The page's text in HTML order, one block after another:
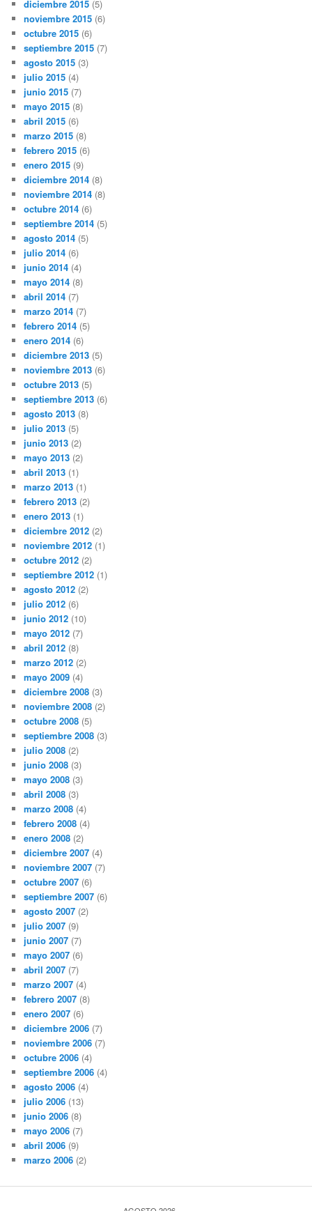
diciembre 2015 (5)
noviembre 2015 (6)
octubre 2015 (6)
septiembre 2015 (7)
agosto 2015 (3)
julio 2015 (4)
junio 2015 (7)
mayo 2015 (8)
abril 2015 (6)
marzo 2015 (8)
febrero 2015 (6)
enero 2015 (9)
diciembre 2014 (8)
noviembre 2014 (8)
octubre 2014 (6)
septiembre 2014 (5)
agosto 2014 (5)
julio 2014 (6)
junio 2014 (4)
mayo 2014 (8)
abril 2014 (7)
marzo 2014 (7)
febrero 2014 (5)
enero 2014 (6)
diciembre 2013 (5)
noviembre 2013 (6)
octubre 2013 (5)
septiembre 2013 (6)
agosto 2013 (8)
julio 2013 (5)
junio 2013 (2)
mayo 2013 (2)
abril 2013 (1)
marzo 2013 (1)
febrero 2013 (2)
enero 2013 (1)
diciembre 2012 (2)
noviembre 2012 (1)
octubre 2012 (2)
septiembre 2012 (1)
agosto 2012 (2)
julio 2012 (6)
junio 2012 (10)
mayo 2012 (7)
abril 2012 (8)
marzo 2012 (2)
mayo 2009 (4)
diciembre 2008 (3)
noviembre 2008 (2)
octubre 2008 (5)
septiembre 2008 (3)
julio 2008 (2)
junio 2008 (3)
mayo 2008 (3)
abril 2008 (3)
marzo 2008 (4)
febrero 2008 (4)
enero 2008 (2)
diciembre 2007 (4)
noviembre 2007 (7)
octubre 2007 (6)
septiembre 2007 (6)
agosto 2007 (2)
julio 2007 (9)
junio 2007 (7)
mayo 2007 (6)
abril 2007 (7)
marzo 2007 (4)
febrero 2007 (8)
enero 2007 (6)
diciembre 2006 (7)
noviembre 2006 (7)
octubre 2006 (4)
septiembre 2006 (4)
agosto 2006 (4)
julio 2006 (13)
junio 2006 (8)
mayo 2006 (7)
abril 2006 (9)
marzo 2006 (2)